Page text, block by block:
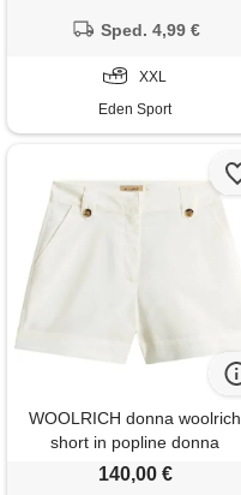
Sped. 4,99 €
XXL
Eden Sport
WOOLRICH donna woolrich
short in popline donna
140,00 €